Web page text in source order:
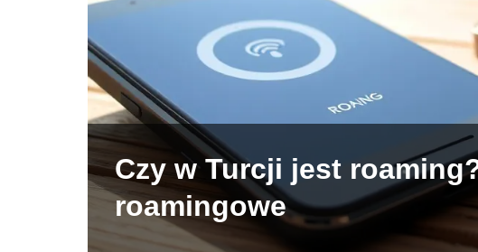
Czy w Turcji jest
roamingowe